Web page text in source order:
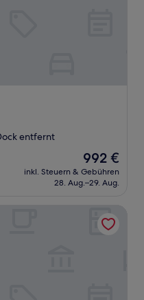
entfernt
Der
Preis
beträgt
992 €
inkl. Steuern & Gebühren
28. Aug.–29. Aug.